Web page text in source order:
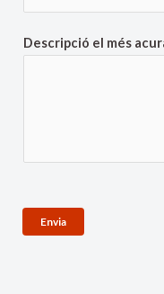
Descripció el més
Envia